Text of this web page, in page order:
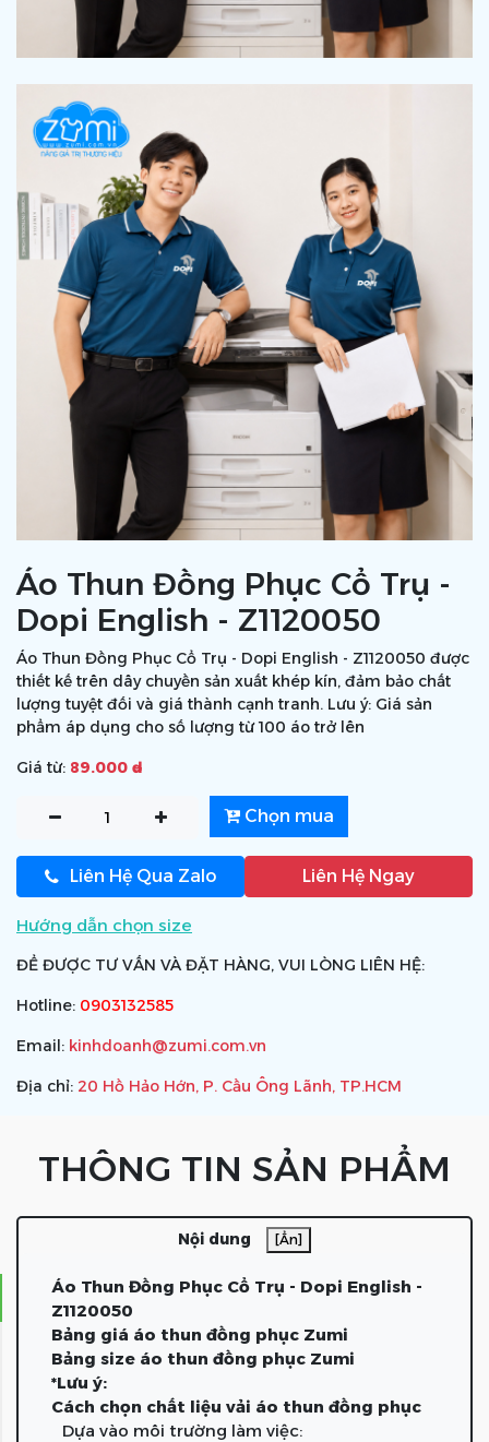
Áo Thun Đồng Phục Cổ Trụ -
Dopi English - Z1120050
Áo Thun Đồng Phục Cổ Trụ - Dopi English - Z1120050 được
thiết kế trên dây chuyền sản xuất khép kín, đảm bảo chất
lượng tuyệt đối và giá thành cạnh tranh. Lưu ý: Giá sản
phẩm áp dụng cho số lượng từ 100 áo trở lên
Giá từ: 89.000 ₫
Chọn mua
Liên Hệ Qua Zalo Liên Hệ Ngay
Hướng dẫn chọn size
ĐỂ ĐƯỢC TƯ VẤN VÀ ĐẶT HÀNG, VUI LÒNG LIÊN HỆ:
Hotline: 0903132585
Email: kinhdoanh@zumi.com.vn
Địa chỉ: 20 Hồ Hảo Hớn, P. Cầu Ông Lãnh, TP.HCM
THÔNG TIN SẢN PHẨM
Nội dung [Ẩn]
Áo Thun Đồng Phục Cổ Trụ - Dopi English -
Z1120050
Bảng giá áo thun đồng phục Zumi
Bảng size áo thun đồng phục Zumi
*Lưu ý:
Cách chọn chất liệu vải áo thun đồng phục
Dựa vào môi trường làm việc: